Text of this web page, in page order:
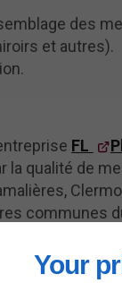
Your
des
et autres).
FL
la qualité de
communes